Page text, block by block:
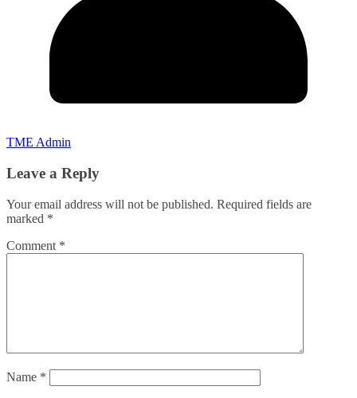
TME Admin
Leave a Reply
Your email address will not be published. Required fields are
marked *
Comment *
Name *